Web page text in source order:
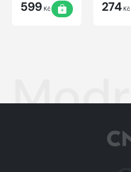
599 Kč 274Kč